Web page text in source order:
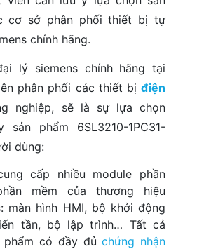
cơ sở phân phối thiết bị tự
chính hãng.
lý siemens chính hãng tại
phân phối các thiết bị điện
nghiệp, sẽ là sự lựa chọn
phẩm 6SL3210-1PC31-
dùng:
cấp nhiều module phần
mềm của thương hiệu
màn hình HMI, bộ khởi động
tần, bộ lập trình… Tất cả
phẩm có đầy đủchứng nhận